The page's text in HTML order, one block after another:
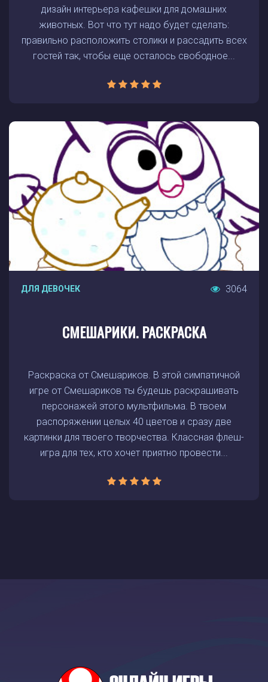
дизайн интерьера кафешки для домашних
животных. Вот что тут надо будет сделать:
правильно расположить столики и рассадить всех
гостей так, чтобы еще осталось свободное...
ДЛЯ ДЕВОЧЕК 3064
СМЕШАРИКИ. РАСКРАСКА
Раскраска от Смешариков. В этой симпатичной
игре от Смешариков ты будешь раскрашивать
персонажей этого мультфильма. В твоем
распоряжении целых 40 цветов и сразу две
картинки для твоего творчества. Классная флеш-
игра для тех, кто хочет приятно провести...